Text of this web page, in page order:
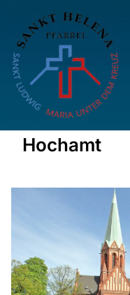
Hochamt